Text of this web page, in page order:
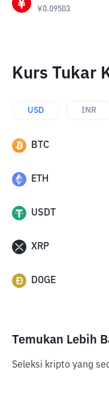
¥0.09503
Kurs Tukar
USD INR
BTC
ETH
USDT
XRP
DOGE
Temukan Lebih
Seleksi kripto yang